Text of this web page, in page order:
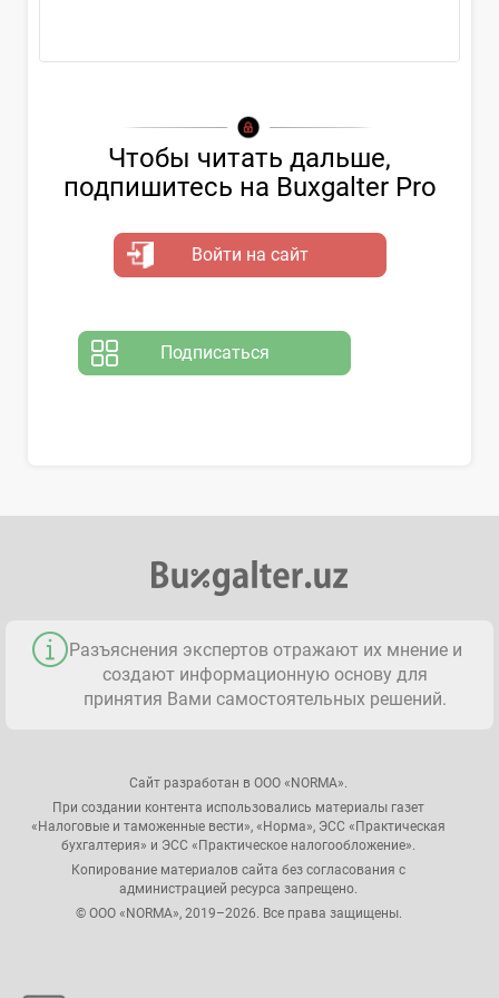
Чтобы читать дальше,
подпишитесь на Buxgalter Pro
Войти на сайт
Подписаться
Разъяснения экспертов отражают их мнение и
создают информационную основу для
принятия Вами самостоятельных решений.
Сайт разработан в ООО «NORMA».
При создании контента использовались материалы газет
«Налоговые и таможенные вести», «Норма», ЭСС «Практическая
бухгалтерия» и ЭСС «Практическое налогообложение».
Копирование материалов сайта без согласования с
администрацией ресурса запрещено.
© ООО «NORMA», 2019–2026. Все права защищены.